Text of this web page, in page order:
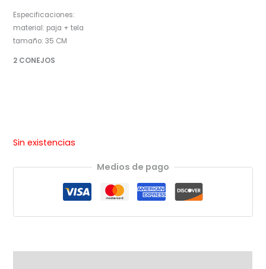
Especificaciones:
material: paja + tela
tamaño: 35 CM
2 CONEJOS
Sin existencias
Medios de pago